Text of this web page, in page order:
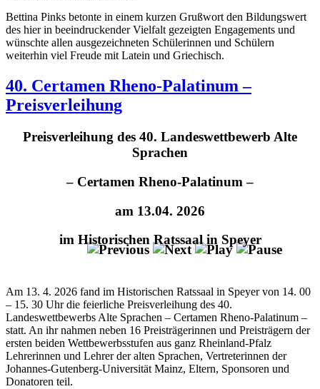
Bettina Pinks betonte in einem kurzen Grußwort den Bildungswert
des hier in beeindruckender Vielfalt gezeigten Engagements und
wünschte allen ausgezeichneten Schülerinnen und Schülern
weiterhin viel Freude mit Latein und Griechisch.
40. Certamen Rheno-Palatinum –
Preisverleihung
Preisverleihung des 40. Landeswettbewerb Alte
Sprachen
– Certamen Rheno-Palatinum –
am 13.04. 2026
im Historischen Ratssaal in Speyer
Am 13. 4. 2026 fand im Historischen Ratssaal in Speyer von 14. 00
– 15. 30 Uhr die feierliche Preisverleihung des 40.
Landeswettbewerbs Alte Sprachen – Certamen Rheno-Palatinum –
statt. An ihr nahmen neben 16 Preisträgerinnen und Preisträgern der
ersten beiden Wettbewerbsstufen aus ganz Rheinland-Pfalz
Lehrerinnen und Lehrer der alten Sprachen, Vertreterinnen der
Johannes-Gutenberg-Universität Mainz, Eltern, Sponsoren und
Donatoren teil.